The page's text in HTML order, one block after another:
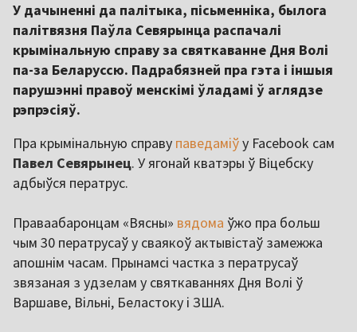
У дачыненні да палітыка, пісьменніка, былога
палітвязня Паўла Севярынца распачалі
крымінальную справу за святкаванне Дня Волі
па-за Беларуссю. Падрабязней пра гэта і іншыя
парушэнні правоў менскімі ўладамі ў аглядзе
рэпрэсіяў.
Пра крымінальную справу паведаміўу Facebook сам
Павел Севярынец. У ягонай кватэры ў Віцебску
адбыўся ператрус.
Праваабаронцам «Вясны» вядома ўжо пра больш
чым 30 ператрусаў у сваякоў актывістаў замежжа
апошнім часам. Прынамсі частка з ператрусаў
звязаная з удзелам у святкаваннях Дня Волі ў
Варшаве, Вільні, Беластоку і ЗША.